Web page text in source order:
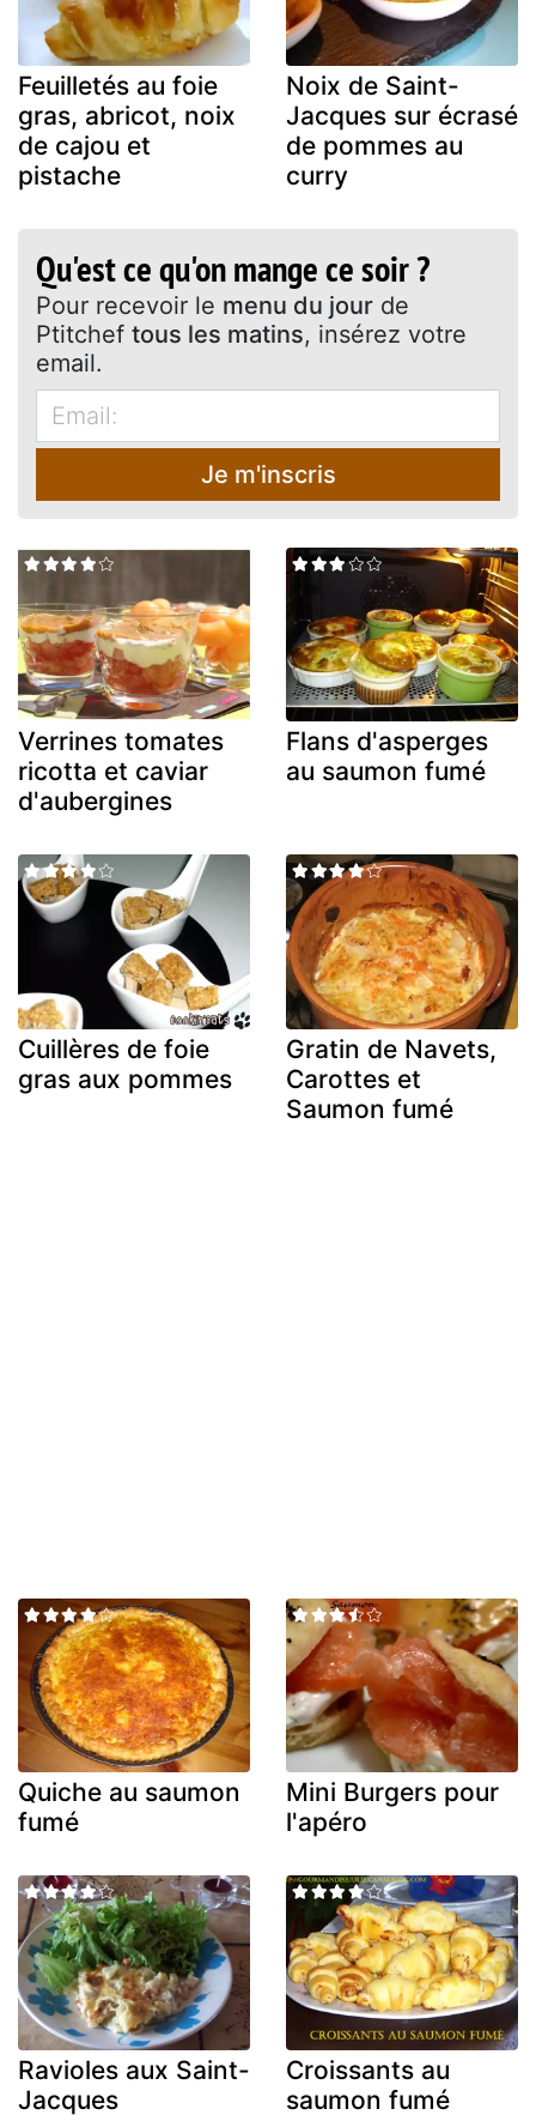
Feuilletés au foie
gras, abricot, noix
de cajou et
pistache
Noix de Saint-
Jacques sur écrasé
de pommes au
curry
Qu'est ce qu'on mange ce soir ?
Pour recevoir le menu du jour de
Ptitchef tous les matins, insérez votre
email.
Je m'inscris
Verrines tomates
ricotta et caviar
d'aubergines
Flans d'asperges
au saumon fumé
Cuillères de foie
gras aux pommes
Gratin de Navets,
Carottes et
Saumon fumé
Quiche au saumon
fumé
Mini Burgers pour
l'apéro
Ravioles aux Saint-
Jacques
Croissants au
saumon fumé